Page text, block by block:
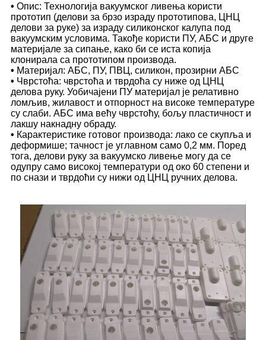
• Опис: Технологија вакуумског ливења користи
прототип (делови за брзо израду прототипова, ЦНЦ
делови за руке) за израду силиконског калупа под
вакуумским условима. Такође користи ПУ, АБС и друге
материјале за сипање, како би се иста копија
клонирала са прототипом производа.
• Материјал: АБС, ПУ, ПВЦ, силикон, прозирни АБС
• Чврстоћа: чврстоћа и тврдоћа су ниже од ЦНЦ
делова руку. Уобичајени ПУ материјал је релативно
ломљив, жилавост и отпорност на високе температуре
су слаби. АБС има већу чврстоћу, бољу пластичност и
лакшу накнадну обраду.
• Карактеристике готовог производа: лако се скупља и
деформише; тачност је углавном само 0,2 мм. Поред
тога, делови руку за вакуумско ливење могу да се
одупру само високој температури од око 60 степени и
по снази и тврдоћи су нижи од ЦНЦ ручних делова.